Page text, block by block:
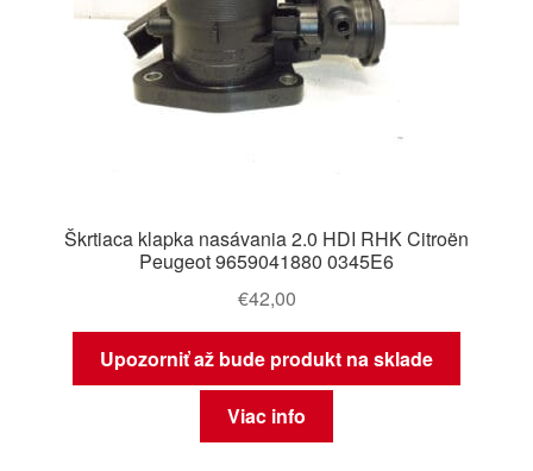
Škrtiaca klapka nasávania 2.0 HDI RHK Citroën
Peugeot 9659041880 0345E6
€42,00
Upozorniť až bude produkt na sklade
Viac info